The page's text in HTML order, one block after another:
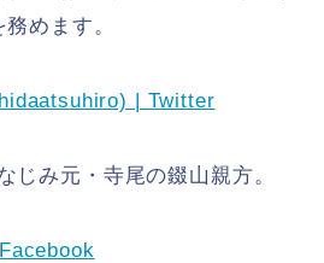
めます。
| Twitter
じみ元・寺尾の錣山親方。